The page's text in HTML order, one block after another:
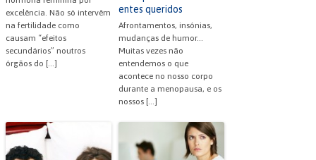
excelência. Não só intervêm
na fertilidade como
causam “efeitos
secundários” noutros
órgãos do […]
entes queridos
Afrontamentos, insónias,
mudanças de humor…
Muitas vezes não
entendemos o que
acontece no nosso corpo
durante a menopausa, e os
nossos […]